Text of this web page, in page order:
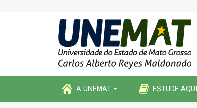
A UNEMAT ESTUDE AQUI